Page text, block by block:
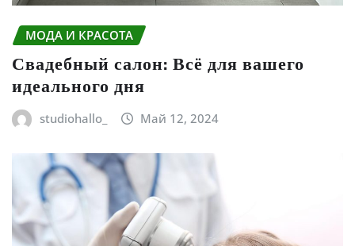
МОДА И КРАСОТА
Свадебный салон: Всё для вашего
идеального дня
studiohallo_ Май 12, 2024